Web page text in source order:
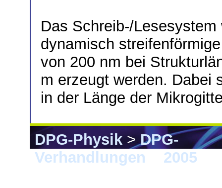
Das Schreib-/
dynamisch
von 200 nm bei
m erzeugt werden. Dabei
in der Länge der
DPG-Physik>DPG-
Verhandlungen
2005